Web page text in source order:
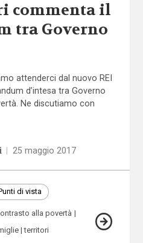
commenta il
tra Governo
attenderci dal nuovo REI
d’intesa tra Governo
Ne discutiamo con
| 25 maggio 2017
di vista
alla povertà
territori